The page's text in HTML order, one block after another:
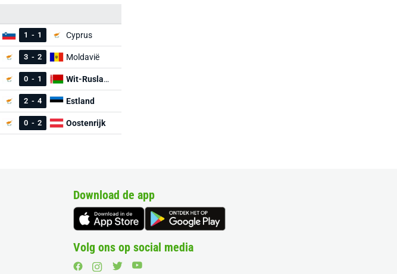
1 - 1 Cyprus
3 - 2 Moldavië
0 - 1 Wit-Rusland
2 - 4 Estland
0 - 2 Oostenrijk
Download de app
Volg ons op social media